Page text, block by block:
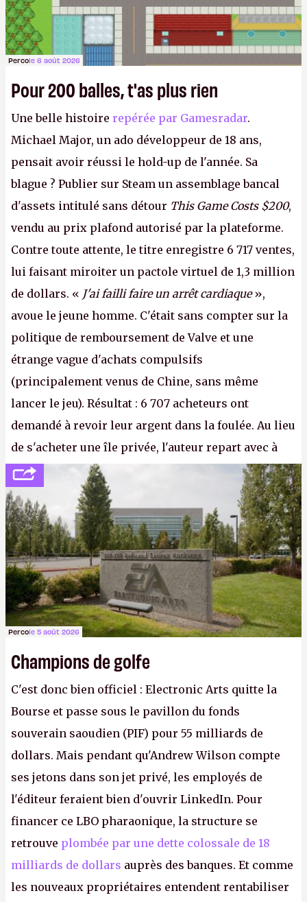
Percole 6 août 2026
Pour 200 balles, t'as plus rien
Une belle histoire repérée par Gamesradar.
Michael Major, un ado développeur de 18 ans,
pensait avoir réussi le hold-up de l'année. Sa
blague ? Publier sur Steam un assemblage bancal
d'assets intitulé sans détour This Game Costs $200,
vendu au prix plafond autorisé par la plateforme.
Contre toute attente, le titre enregistre 6 717 ventes,
lui faisant miroiter un pactole virtuel de 1,3 million
de dollars. « J'ai failli faire un arrêt cardiaque»,
avoue le jeune homme. C'était sans compter sur la
politique de remboursement de Valve et une
étrange vague d'achats compulsifs
(principalement venus de Chine, sans même
lancer le jeu). Résultat : 6 707 acheteurs ont
demandé à revoir leur argent dans la foulée. Au lieu
de s'acheter une île privée, l'auteur repart avec à
peine 2 000 dollars en poche. C'est toujours plus
cher payé que le temps passé à dev, mais ça
apprendra aux petits malins qu'on ne braque pas
Gabe Newell aussi facilement.P.
Percole 5 août 2026
Champions de golfe
C'est donc bien officiel : Electronic Arts quitte la
Bourse et passe sous le pavillon du fonds
souverain saoudien (PIF) pour 55 milliards de
dollars. Mais pendant qu'Andrew Wilson compte
ses jetons dans son jet privé, les employés de
l'éditeur feraient bien d'ouvrir LinkedIn. Pour
financer ce LBO pharaonique, la structure se
retrouve plombée par une dette colossale de 18
milliards de dollars auprès des banques. Et comme
les nouveaux propriétaires entendent rentabiliser